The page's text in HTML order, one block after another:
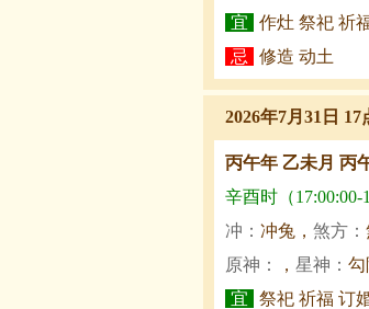
宜
作灶 祭祀 祈
忌
修造 动土
2026年7月31日
丙午年 乙未月 丙
辛酉时（17:00:00-
冲： 冲兔， 煞方：
原神：
， 星神： 勾
宜
祭祀 祈福 订